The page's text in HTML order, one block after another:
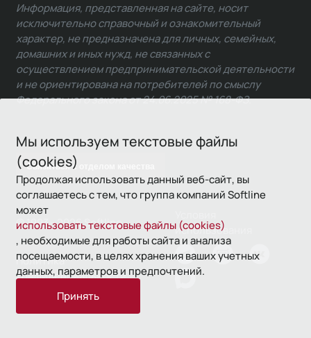
Мы используем текстовые файлы
(cookies)
Продолжая использовать данный веб-сайт, вы
соглашаетесь с тем, что группа компаний Softline
может
использовать текстовые файлы (cookies)
, необходимые для работы сайта и анализа
посещаемости, в целях хранения ваших учетных
данных, параметров и предпочтений.
Принять
Связаться с отделом качества
Информация, представленная на сайте, носит
исключительно справочный и ознакомительный
характер, не предназначена для личных, семейных,
домашних и иных нужд, не связанных с
осуществлением предпринимательской деятельности
и не ориентирована на потребителей по смыслу
Федерального закона от 24.06.2025 № 168-ФЗ.
© 1993—2026 Softline
использования
Политика
конфиденциальности